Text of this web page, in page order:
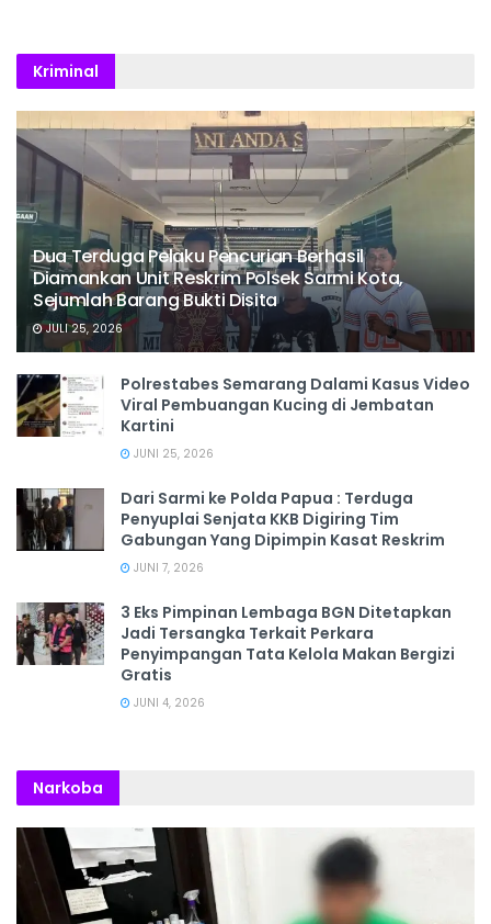
Kriminal
Dua Terduga Pelaku Pencurian Berhasil
Diamankan Unit Reskrim Polsek Sarmi Kota,
Sejumlah Barang Bukti Disita
JULI 25, 2026
Polrestabes Semarang Dalami Kasus Video
Viral Pembuangan Kucing di Jembatan
Kartini
JUNI 25, 2026
Dari Sarmi ke Polda Papua : Terduga
Penyuplai Senjata KKB Digiring Tim
Gabungan Yang Dipimpin Kasat Reskrim
JUNI 7, 2026
3 Eks Pimpinan Lembaga BGN Ditetapkan
Jadi Tersangka Terkait Perkara
Penyimpangan Tata Kelola Makan Bergizi
Gratis
JUNI 4, 2026
Narkoba